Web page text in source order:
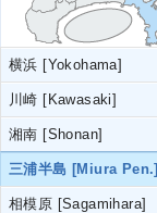
横浜 [Yokohama]
川崎 [Kawasaki]
湘南 [Shonan]
三浦半島 [Miura Pen.]
相模原 [Sagamihara]